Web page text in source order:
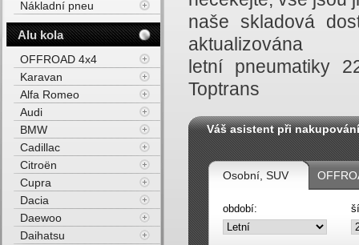
naše skladová
aktualizována
letní pneumatiky
Toptrans
Váš asistent při nakupování
Osobní, SUV
období:
Nákladní pneu
Alu kola
OFFROAD 4x4
Karavan
Alfa Romeo
Audi
BMW
Cadillac
Citroën
Cupra
Dacia
Daewoo
Daihatsu